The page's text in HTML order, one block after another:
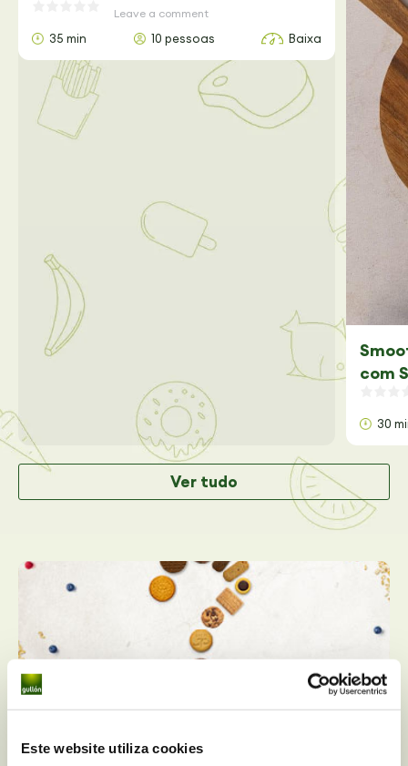
Este website utiliza cookies
Leave a comment
35 min 10 pessoas Baixa
com
30
Ver tudo
Você tem alguma dúvida